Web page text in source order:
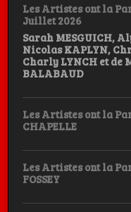
Les Artistes ont la
Juillet 2026
Sarah MESGUICH,
Nicolas KAPLYN,
Charly LYNCH et de
BALABAUD
Les Artistes ont la
CHAPELLE
Les Artistes ont la
FOSSEY